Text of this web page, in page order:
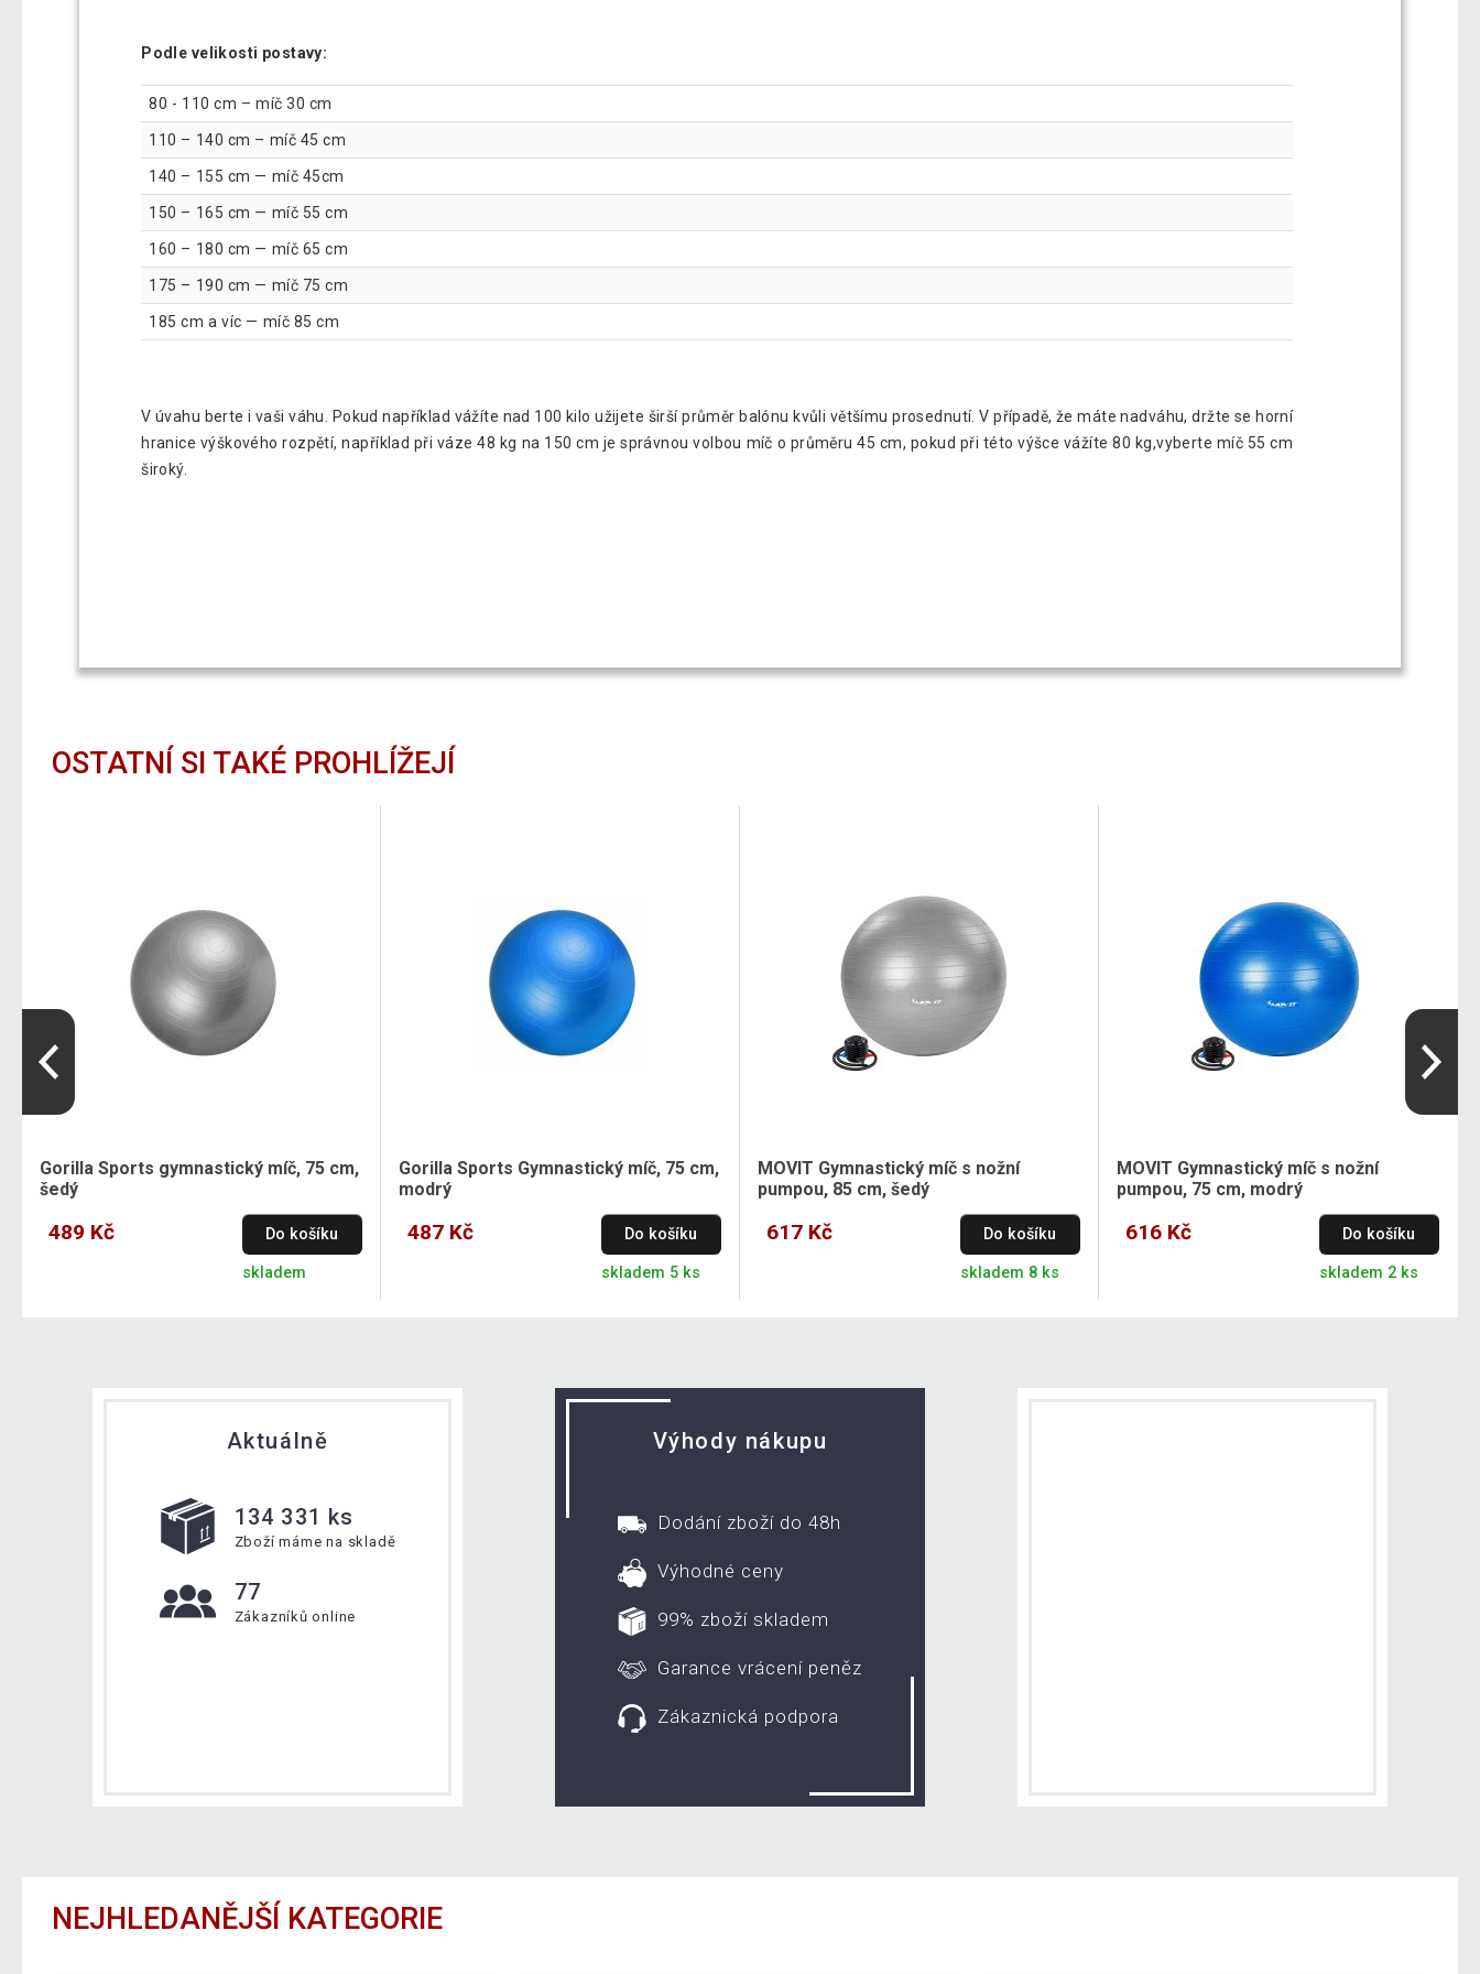
Podle velikosti postavy:
80 - 110 cm – míč 30 cm
110 – 140 cm – míč 45 cm
140 – 155 cm — míč 45cm
150 – 165 cm — míč 55 cm
160 – 180 cm — míč 65 cm
175 – 190 cm — míč 75 cm
185 cm a víc — míč 85 cm
V úvahu berte i vaši váhu. Pokud například vážíte nad 100 kilo užijete širší průměr balónu kvůli většímu prosednutí. V případě, že máte nadváhu, držte se horní
hranice výškového rozpětí, například při váze 48 kg na 150 cm je správnou volbou míč o průměru 45 cm, pokud při této výšce vážíte 80 kg,vyberte míč 55 cm
široký.
OSTATNÍ SI TAKÉ PROHLÍŽEJÍ
Gorilla Sports gymnastický míč, 75 cm,
šedý
489 Kč Do košíku
skladem
Gorilla Sports Gymnastický míč, 75 cm,
modrý
487 Kč Do košíku
skladem 5 ks
MOVIT Gymnastický míč s nožní
pumpou, 85 cm, šedý
617 Kč Do košíku
skladem 8 ks
MOVIT Gymnastický míč s nožní
pumpou, 75 cm, modrý
616 Kč Do košíku
skladem 2 ks
Aktuálně
134 331 ks
Zboží máme na skladě
77
Zákazníků online
Výhody nákupu
Dodání zboží do 48h
Výhodné ceny
99% zboží skladem
Garance vrácení peněz
Zákaznická podpora
NEJHLEDANĚJŠÍ KATEGORIE